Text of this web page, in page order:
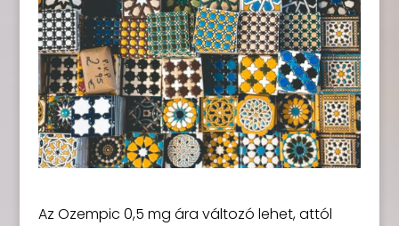
Az Ozempic 0,5 mg ára változó lehet, attól